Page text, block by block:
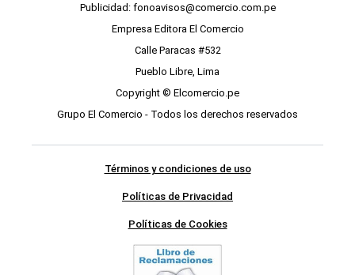
Publicidad: fonoavisos@comercio.com.pe
Empresa Editora El Comercio
Calle Paracas #532
Pueblo Libre, Lima
Copyright © Elcomercio.pe
Grupo El Comercio - Todos los derechos reservados
Términos y condiciones de uso
Políticas de Privacidad
Políticas de Cookies